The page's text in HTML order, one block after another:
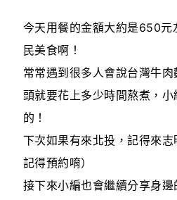
今天用餐的金額大約是650元
民美食啊！
常常遇到很多人會說台灣牛
頭就要花上多少時間熬煮，
的！
下次如果有來北投，記得來
記得預約唷）
接下來小編也會繼續分享身